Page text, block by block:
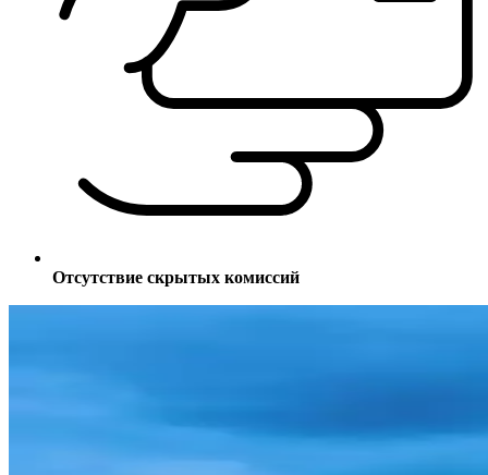
Отсутствие скрытых комиссий